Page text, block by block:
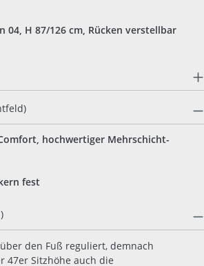
04, H 87/126 cm, Rücken verstellbar
hochwertiger Mehrschicht-
fest
den Fuß reguliert, demnach
47er Sitzhöhe auch die